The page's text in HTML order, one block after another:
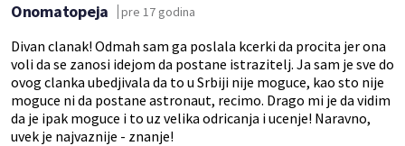
Onomatopeja pre 17 godina
Divan clanak! Odmah sam ga poslala kcerki da procita jer ona
voli da se zanosi idejom da postane istrazitelj. Ja sam je sve do
ovog clanka ubedjivala da to u Srbiji nije moguce, kao sto nije
moguce ni da postane astronaut, recimo. Drago mi je da vidim
da je ipak moguce i to uz velika odricanja i ucenje! Naravno,
uvek je najvaznije - znanje!